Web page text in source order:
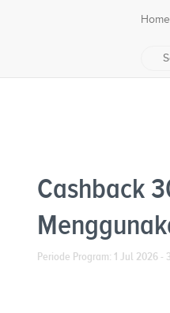
Cashback
Periode Program: 1 Jul 2026 -
Home